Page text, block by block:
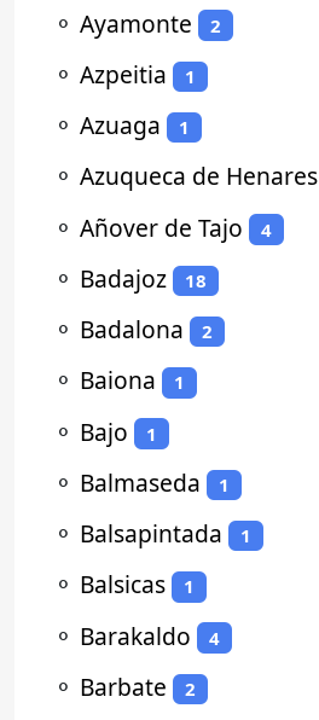
⚬ Ayamonte 2
⚬ Azpeitia 1
⚬ Azuaga 1
⚬ Azuqueca de Henares
⚬ Añover de Tajo 4
⚬ Badajoz 18
⚬ Badalona 2
⚬ Baiona 1
⚬ Bajo 1
⚬ Balmaseda 1
⚬ Balsapintada 1
⚬ Balsicas 1
⚬ Barakaldo 4
⚬ Barbate 2